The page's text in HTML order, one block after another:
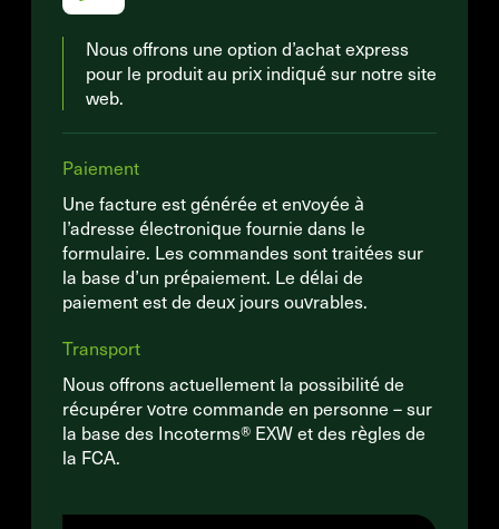
Nous offrons une option d’achat express
pour le produit au prix indiqué sur notre site
web.
Paiement
Une facture est générée et envoyée à
l’adresse électronique fournie dans le
formulaire. Les commandes sont traitées sur
la base d’un prépaiement. Le délai de
paiement est de deux jours ouvrables.
Transport
Nous offrons actuellement la possibilité de
récupérer votre commande en personne – sur
la base des Incoterms® EXW et des règles de
la FCA.